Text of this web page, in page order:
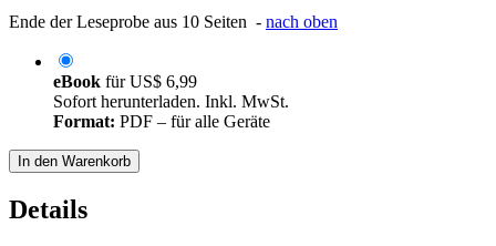
Ende der Leseprobe aus 10 Seiten - nach oben
eBook fürUS$ 6,99
Sofort herunterladen. Inkl. MwSt.
Format: PDF – für alle Geräte
In den Warenkorb
Details